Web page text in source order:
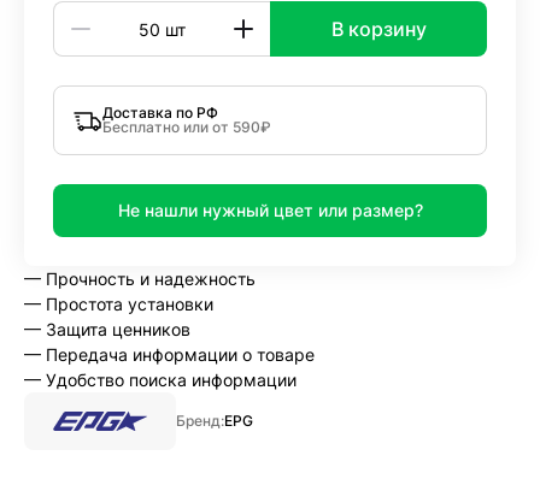
В корзину
Доставка по РФ
Бесплатно или от 590₽
Не нашли нужный цвет или размер?
— Прочность и надежность
— Простота установки
— Защита ценников
— Передача информации о товаре
— Удобство поиска информации
Бренд:EPG